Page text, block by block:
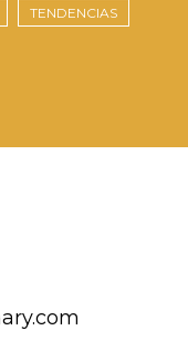
TENDENCIAS